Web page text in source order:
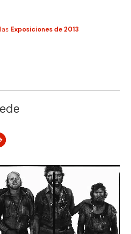
Exposiciones de 2013